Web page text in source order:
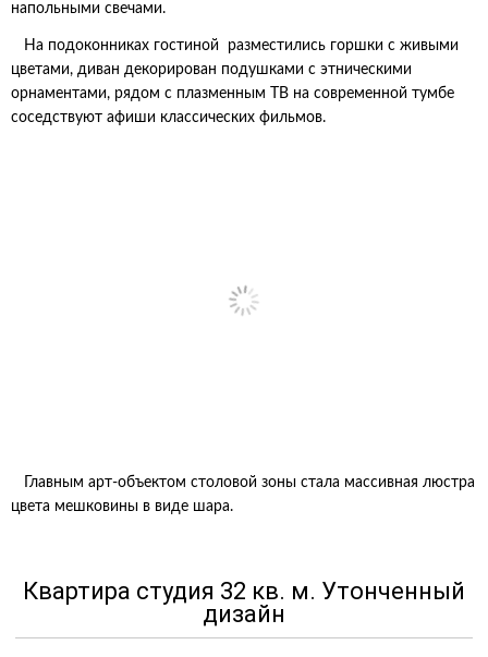
напольными свечами.
На подоконниках гостиной разместились горшки с живыми
цветами, диван декорирован подушками с этническими
орнаментами, рядом с плазменным ТВ на современной тумбе
соседствуют афиши классических фильмов.
Главным арт-объектом столовой зоны стала массивная люстра
цвета мешковины в виде шара.
Квартира студия 32 кв. м. Утонченный
дизайн